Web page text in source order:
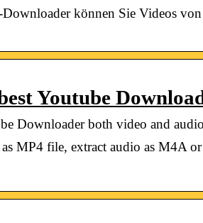
können Sie Videos
Youtube
Downloader both video and
MP4 file, extract audio as M4A